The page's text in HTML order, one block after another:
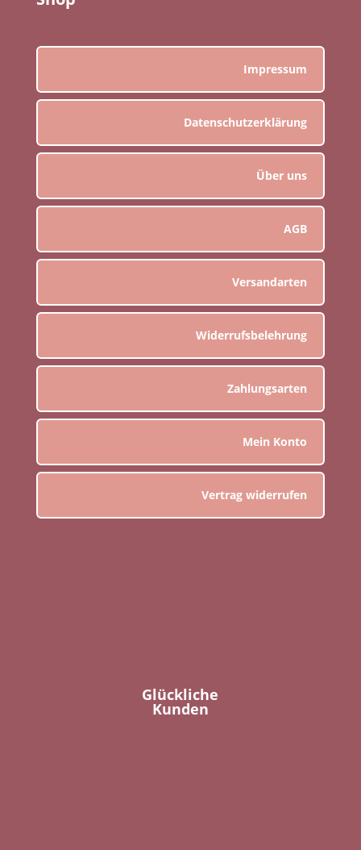
Impressum
Datenschutzerklärung
Über uns
AGB
Versandarten
Widerrufsbelehrung
Zahlungsarten
Mein Konto
Vertrag widerrufen
Glückliche
Kunden